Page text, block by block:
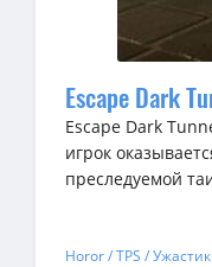
Escape Dark
Escape Dark
игрок
преследуемой
Horor / TPS /